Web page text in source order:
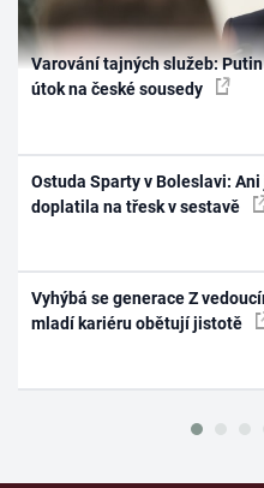
Varování tajných služeb:
útok na české sousedy
Ostuda Sparty v Boleslavi:
doplatila na třesk v sestavě
Vyhýbá se generace Z
mladí kariéru obětují jistotě